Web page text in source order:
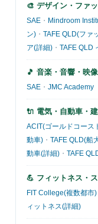
🎨 デザイン・ファ
SAE ・ Mindroom
ン) ・ TAFE QLD(ファ
ア(詳細) ・ TAFE QLD
🎵 音楽・音響・映像
SAE ・ JMC Academy
🔌 電気・自動車・
ACIT(ゴールドコース
動車) ・ TAFE QLD(船
動車(詳細) ・ TAFE
💪 フィットネス・
FIT College(複数都市)
ィットネス(詳細)